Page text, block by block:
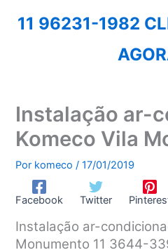
11 96231-1982
Instalação ar-
Komeco Vila
Por komeco/17/01/2019
Facebook Twitter
Instalação ar-
Monumento 11 3644-